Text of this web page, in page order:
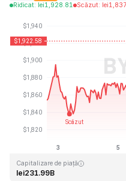
Ridicat: lei1,928.81 Scăzut: lei
Ultima actualizare: 2026-08-09, 14:58
Capitalizare de piață
lei231.99B